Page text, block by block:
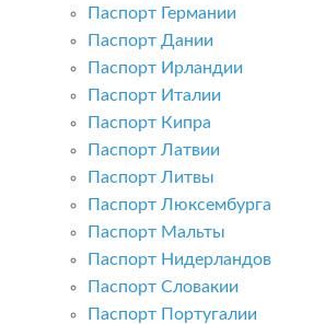
Паспорт Германии
Паспорт Дании
Паспорт Ирландии
Паспорт Италии
Паспорт Кипра
Паспорт Латвии
Паспорт Литвы
Паспорт Люксембурга
Паспорт Мальты
Паспорт Нидерландов
Паспорт Словакии
Паспорт Португалии